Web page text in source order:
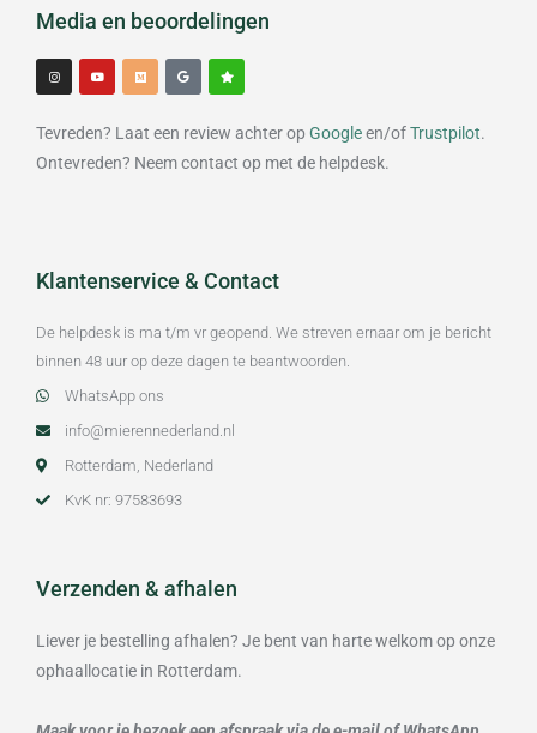
Media en beoordelingen
I
n
s
t
r
m
Y
o
t
e
M
e
d
i
G
o
o
g
S
t
a
r
Tevreden? Laat een review achter op Googleen/ofTrustpilot.
Ontevreden? Neem contact op met de helpdesk.
Klantenservice & Contact
De helpdesk is ma t/m vr geopend. We streven ernaar om je bericht
binnen 48 uur op deze dagen te beantwoorden.
WhatsApp ons
info@mierennederland.nl
Rotterdam, Nederland
KvK nr: 97583693
Verzenden & afhalen
Liever je bestelling afhalen? Je bent van harte welkom op onze
ophaallocatie in Rotterdam.